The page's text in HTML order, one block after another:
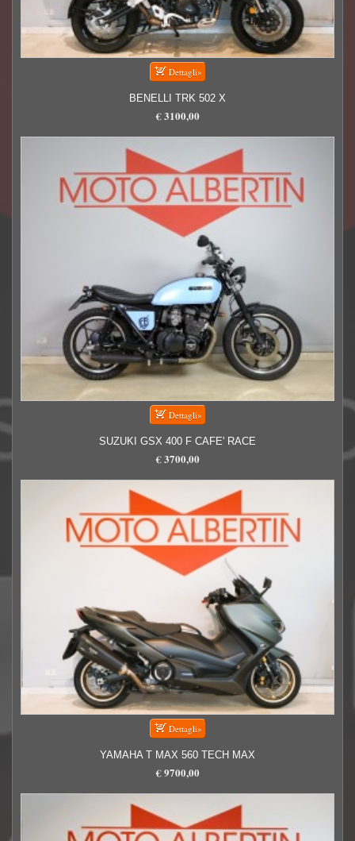
BENELLI TRK 502 X
€ 3100,00
SUZUKI GSX 400 F CAFE' RACE
€ 3700,00
YAMAHA T MAX 560 TECH MAX
€ 9700,00